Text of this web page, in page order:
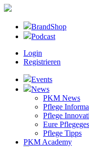
BrandShop
Podcast
Login
Registrieren
Events
News
PKM News
Pflege
Pflege
Eure
Pflege Tipps
PKM Academy